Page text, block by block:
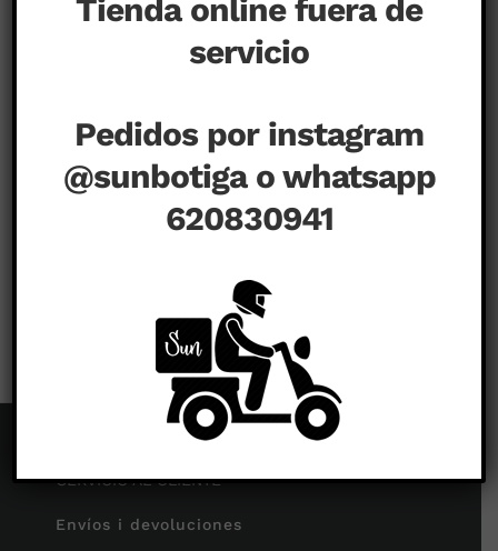
Comentarios desactivadosen
SERVICIO AL CLIENTE
Envíos i devoluciones
Tienda online fuera de
servicio
Pedidos por instagram
@sunbotiga o whatsapp
620830941